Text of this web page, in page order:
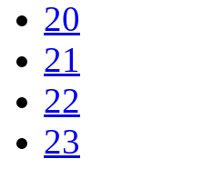
20
21
22
23